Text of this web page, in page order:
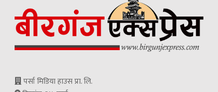
पर्सा मिडिया हाउस प्रा. लि.